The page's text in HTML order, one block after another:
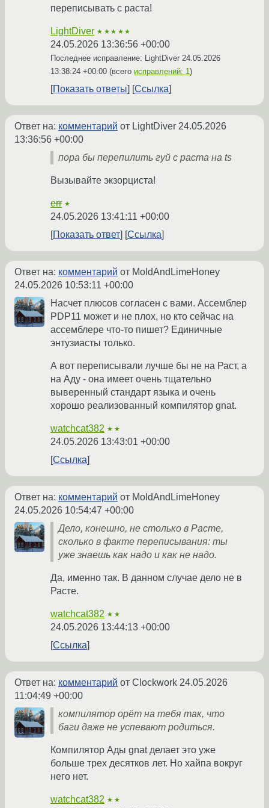
переписывать с раста!
LightDiver ★★★★★
24.05.2026 13:36:56 +00:00
Последнее исправление: LightDiver 24.05.2026
13:38:24 +00:00 (всего исправлений: 1)
Показать ответы Ссылка
Ответ на: комментарий от LightDiver 24.05.2026
13:36:56 +00:00
пора бы перепилить гуй с раста на ts
Вызывайте экзорциста!
err ★
24.05.2026 13:41:11 +00:00
Показать ответ
Ссылка
Ответ на: комментарий от MoldAndLimeHoney
24.05.2026 10:53:11 +00:00
Насчет плюсов согласен с вами. Ассемблер
PDP11 может и не плох, но кто сейчас на
ассемблере что-то пишет? Единичные
энтузиасты только.
А вот переписывали лучше бы не на Раст, а
на Аду - она имеет очень тщательно
выверенный стандарт языка и очень
хорошо реализованный компилятор gnat.
watchcat382 ★★
24.05.2026 13:43:01 +00:00
Ссылка
Ответ на: комментарий от MoldAndLimeHoney
24.05.2026 10:54:47 +00:00
Дело, конешно, не столько в Расте,
сколько в факте переписывания: ты
уже знаешь как надо и как не надо.
Да, именно так. В данном случае дело не в
Расте.
watchcat382 ★★
24.05.2026 13:44:13 +00:00
Ссылка
Ответ на: комментарий от Clockwork 24.05.2026
11:04:49 +00:00
компилятор орёт на тебя так, что
баги даже не успевают родиться.
Компилятор Ады gnat делает это уже
больше трех десятков лет. Но хайпа вокруг
него нет.
watchcat382 ★★